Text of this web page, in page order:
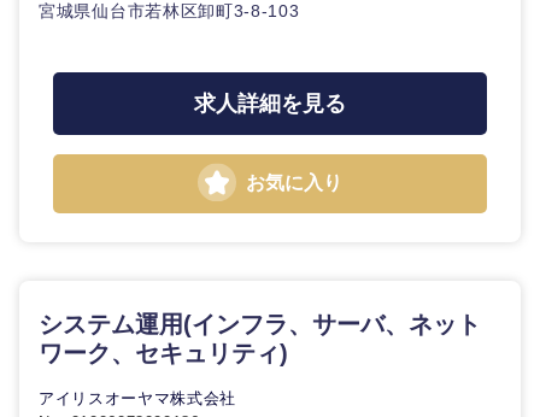
高知県
宮城県仙台市若林区卸町3-8-103
求人詳細を見る
お気に入り
システム運用(インフラ、サーバ、ネット
ワーク、セキュリティ)
アイリスオーヤマ株式会社